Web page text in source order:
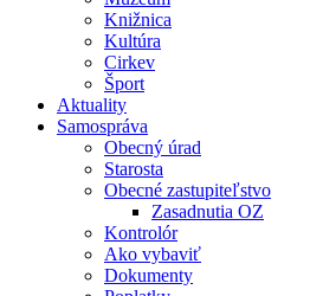
Knižnica
Kultúra
Cirkev
Šport
Aktuality
Samospráva
Obecný úrad
Starosta
Obecné zastupiteľstvo
Zasadnutia OZ
Kontrolór
Ako vybaviť
Dokumenty